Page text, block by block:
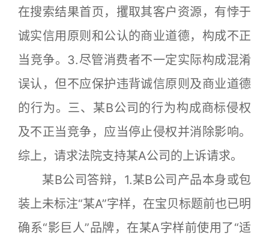
在搜索结果首页，攫取其客户资源，有悖于
诚实信用原则和公认的商业道德，构成不正
当竞争。3.尽管消费者不一定实际构成混淆
误认，但不应保护违背诚信原则及商业道德
的行为。三、某B公司的行为构成商标侵权
及不正当竞争，应当停止侵权并消除影响。
综上，请求法院支持某A公司的上诉请求。
某B公司答辩，1.某B公司产品本身或包
装上未标注“某A”字样，在宝贝标题前也已明
确系“影巨人”品牌，在某A字样前使用了“适